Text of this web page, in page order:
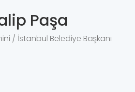
Paşa
/ İstanbul Belediye Başkanı